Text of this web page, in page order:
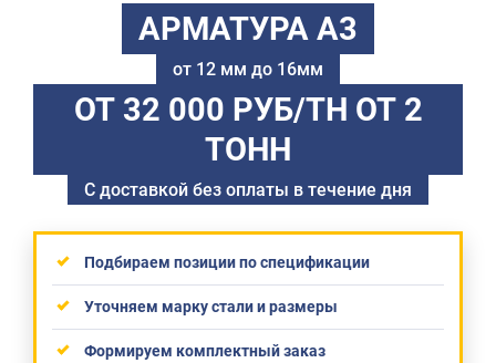
АРМАТУРА А3
от 12 мм до 16мм
ОТ 32 000 РУБ/ТН ОТ 2
ТОНН
С доставкой без оплаты в течение дня
Подбираем позиции по спецификации
Уточняем марку стали и размеры
Формируем комплектный заказ